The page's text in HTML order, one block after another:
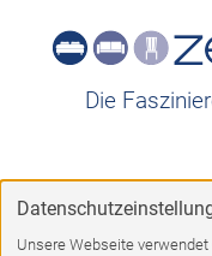
Die
Unsere Webseite